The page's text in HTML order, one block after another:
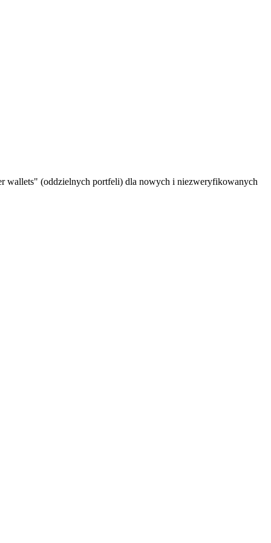
wallets" (oddzielnych portfeli) dla nowych i niezweryfikowanych